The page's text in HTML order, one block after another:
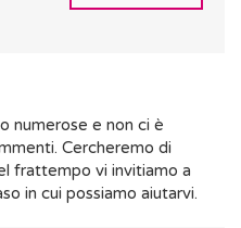
numerose e non ci è
Cercheremo di
frattempo vi invitiamo a
in cui possiamo aiutarvi.